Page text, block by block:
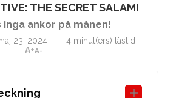
THE SECRET SALAMI
inga ankor på månen!
23, 2024
4 minut(ers) lästid
A+A-